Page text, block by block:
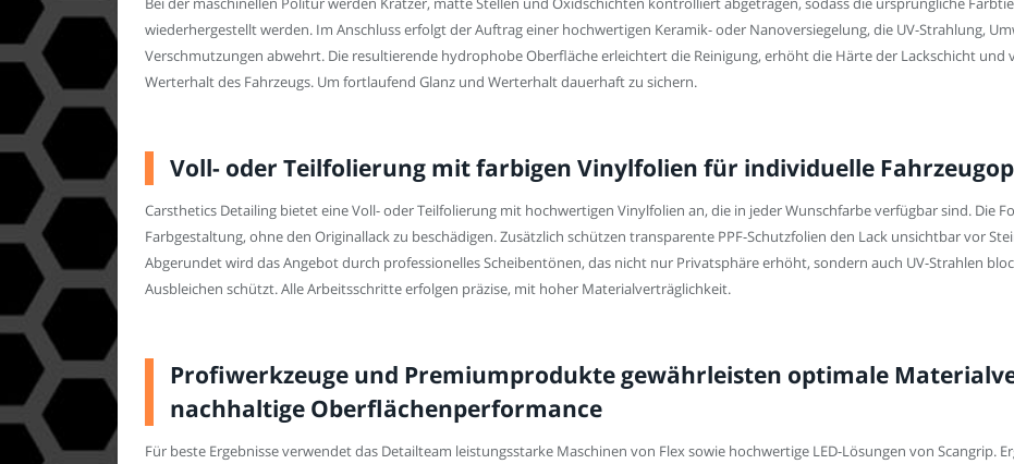
wiederhergestellt werden. Im Anschluss erfolgt der Auftrag einer hochwertigen Keramik- oder Nanoversiegelung, die UV-Strahlung,
Verschmutzungen abwehrt. Die resultierende hydrophobe Oberfläche erleichtert die Reinigung, erhöht die Härte der Lackschicht und
Werterhalt des Fahrzeugs. Um fortlaufend Glanz und Werterhalt dauerhaft zu sichern.
Voll- oder Teilfolierung mit farbigen Vinylfolien für individuelle
Carsthetics Detailing bietet eine Voll- oder Teilfolierung mit hochwertigen Vinylfolien an, die in jeder Wunschfarbe verfügbar sind. Die
Farbgestaltung, ohne den Originallack zu beschädigen. Zusätzlich schützen transparente PPF-Schutzfolien den Lack unsichtbar vor
Abgerundet wird das Angebot durch professionelles Scheibentönen, das nicht nur Privatsphäre erhöht, sondern auch UV-Strahlen
Ausbleichen schützt. Alle Arbeitsschritte erfolgen präzise, mit hoher Materialverträglichkeit.
Profiwerkzeuge und Premiumprodukte gewährleisten optimale
nachhaltige Oberflächenperformance
Für beste Ergebnisse verwendet das Detailteam leistungsstarke Maschinen von Flex sowie hochwertige LED-Lösungen von Scangrip.